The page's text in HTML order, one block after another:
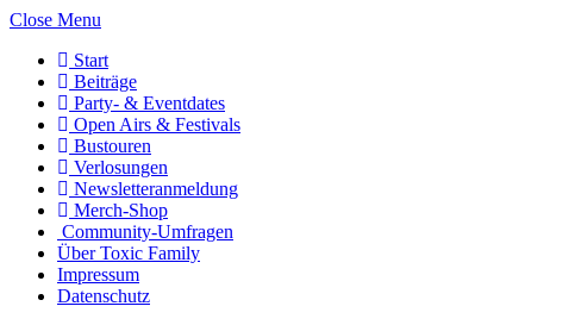
Close Menu
Start
Beiträge
Party- & Eventdates
Open Airs & Festivals
Bustouren
Verlosungen
Newsletteranmeldung
Merch-Shop
Community-Umfragen
Über Toxic Family
Impressum
Datenschutz